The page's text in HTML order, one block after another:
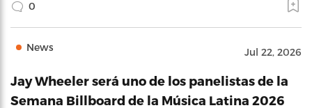
0
News Jul 22, 2026
Jay Wheeler será uno de los panelistas de la
Semana Billboard de la Música Latina 2026